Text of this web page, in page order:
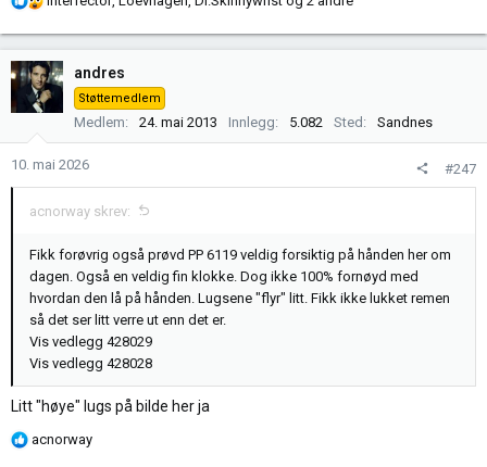
k
s
e
:
andres
Støttemedlem
Medlem 24. mai 2013 Innlegg 5.082 Sted Sandnes
10. mai 2026 #247
acnorway skrev:
Fikk forøvrig også prøvd PP 6119 veldig forsiktig på hånden her om
dagen. Også en veldig fin klokke. Dog ikke 100% fornøyd med
hvordan den lå på hånden. Lugsene "flyr" litt. Fikk ikke lukket remen
så det ser litt verre ut enn det er.
Vis vedlegg 428029
Vis vedlegg 428028
Litt "høye" lugs på bilde her ja
R
acnorway